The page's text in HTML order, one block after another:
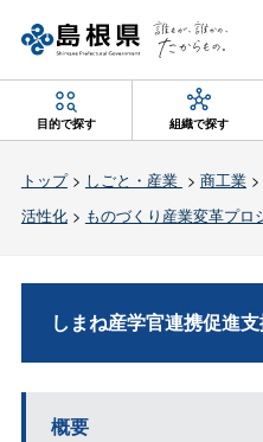
目的で探す 組織で探す
トップ> しごと・産業 > 商工業>
活性化> ものづくり産業変革プロ
しまね産学官連携促進
概要